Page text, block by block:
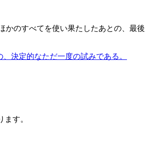
のすべてを使い果たしたあとの、最後
決定的なただ一度の試みである。
す。